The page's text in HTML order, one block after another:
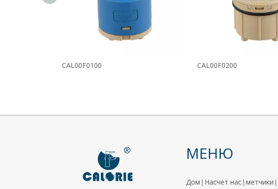
CAL00F0100 CAL00F0200
МЕНЮ
Дом | Насчет нас | метчики |